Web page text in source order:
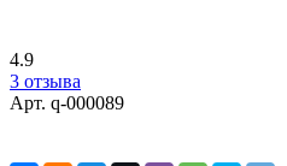
4.9
3 отзыва
Арт. q-000089